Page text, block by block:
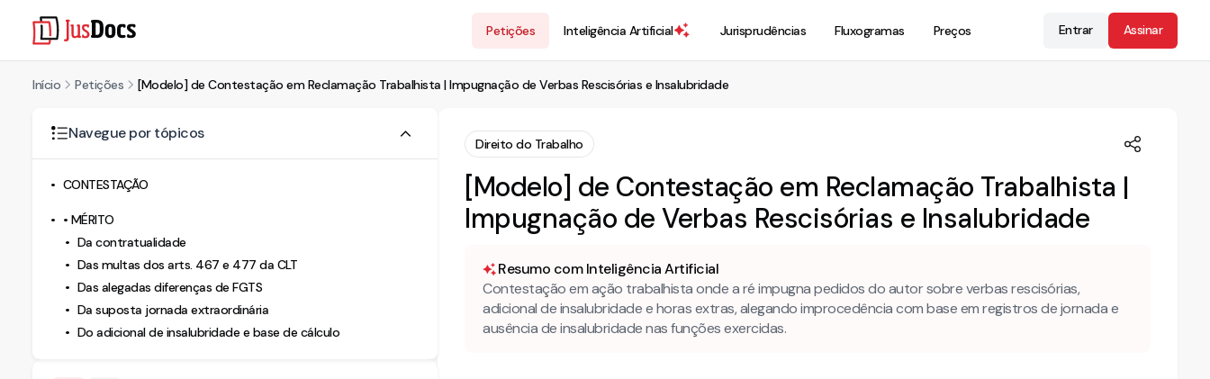
Petições Inteligência Artificial Jurisprudências Fluxogramas Preços Entrar Assinar
Início Petições [Modelo] de Contestação em Reclamação Trabalhista | Impugnação de Verbas Rescisórias e Insalubridade
Navegue por tópicos
CONTESTAÇÃO
• MÉRITO
Da contratualidade
Das multas dos arts. 467 e 477 da CLT
Das alegadas diferenças de FGTS
Da suposta jornada extraordinária
Do adicional de insalubridade e base de cálculo
Direito do Trabalho
[Modelo] de Contestação em Reclamação Trabalhista |
Impugnação de Verbas Rescisórias e Insalubridade
Resumo com Inteligência Artificial
Contestação em ação trabalhista onde a ré impugna pedidos do autor sobre verbas rescisórias,
adicional de insalubridade e horas extras, alegando improcedência com base em registros de jornada e
ausência de insalubridade nas funções exercidas.